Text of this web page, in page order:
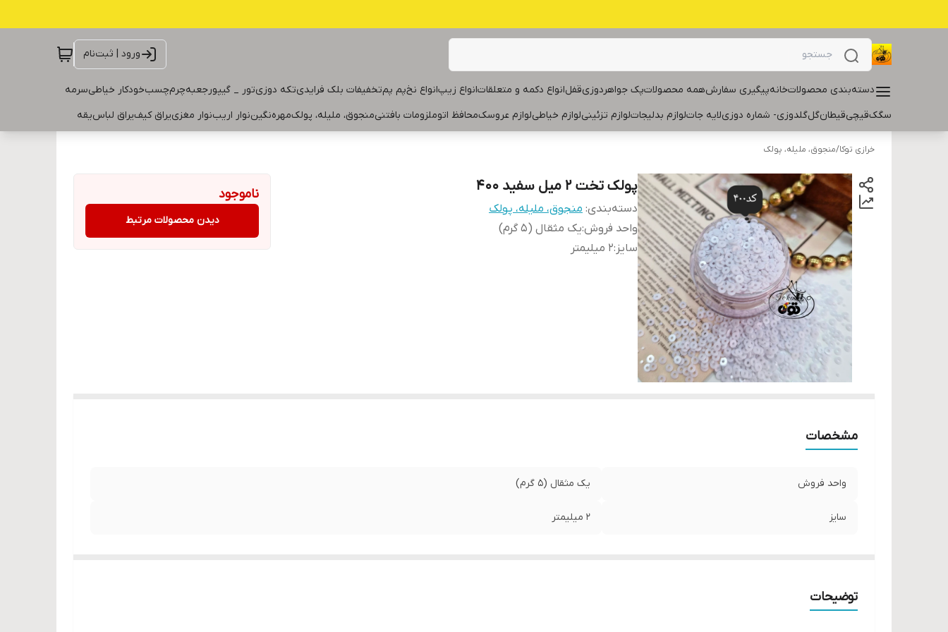
ورود | ثبت‌نام
دسته‌بندی محصولاتخانهپیگیری سفارشهمه محصولاتپک جواهردوزیقفلانواع دکمه و متعلقاتانواع زیپانواع نخپم پمتخفیفات بلک فرایدیتکه دوزیتور _ گیپورجعبهچرمچسبخودکار خیاطیسرمه
سگکقیچیقیطانگلگلدوزی- شماره دوزیلایه جاتلوازم بدلیجاتلوازم تزئینیلوازم خیاطیلوازم عروسکمحافظ اتوملزومات بافتنیمنجوق، ملیله، پولکمهرهنگیننوار اریبنوار مغزییراق کیفیراق لباسیقه
خرازی توکا/منجوق، ملیله، پولک
پولک تخت ۲ میل سفید ۴۰۰
دسته‌بندی: منجوق، ملیله، پولک
واحد فروش:یک مثقال (۵ گرم)
سایز :۲ میلیمتر
ناموجود
دیدن محصولات مرتبط
مشخصات
واحد فروش یک مثقال (۵ گرم)
سایز ۲ میلیمتر
توضیحات